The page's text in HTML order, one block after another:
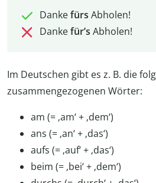
Dankefürs Abholen!
Dankefür’s Abholen!
Im Deutschen gibt es z. B. die
zusammengezogenen Wörter:
am (= ‚am‘ + ‚dem‘)
ans (= ‚an‘ + ‚das‘)
aufs (= ‚auf‘ + ‚das‘)
beim (= ‚bei‘ + ‚dem‘)